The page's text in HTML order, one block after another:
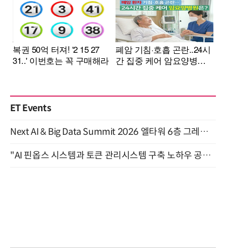
ET Events
Next AI & Big Data Summit 2026 엘타워 6층 그레이스홀 개최 (9/18)
"AI 핀옵스 시스템과 토큰 관리시스템 구축 노하우 공개" 잠실 한국광고문화회관 2층 대회의실 (8/21)